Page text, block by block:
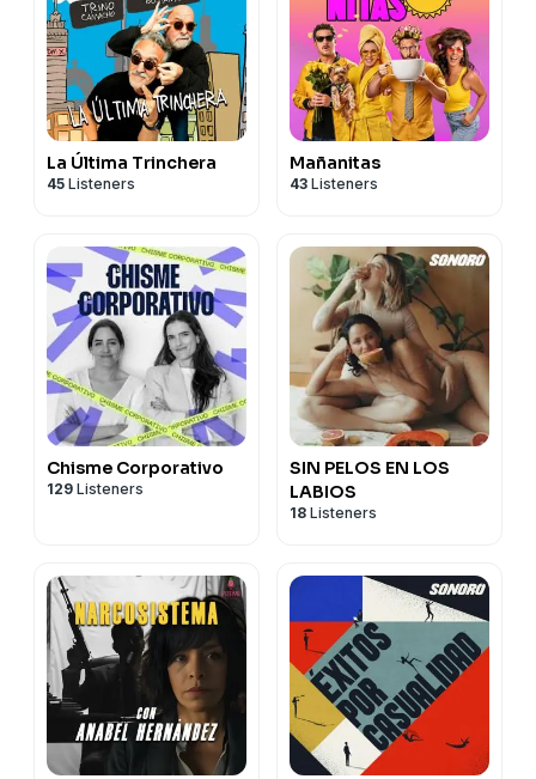
La Última Trinchera
45 Listeners
Mañanitas
43 Listeners
Chisme Corporativo
129 Listeners
SIN PELOS EN LOS
LABIOS
18 Listeners